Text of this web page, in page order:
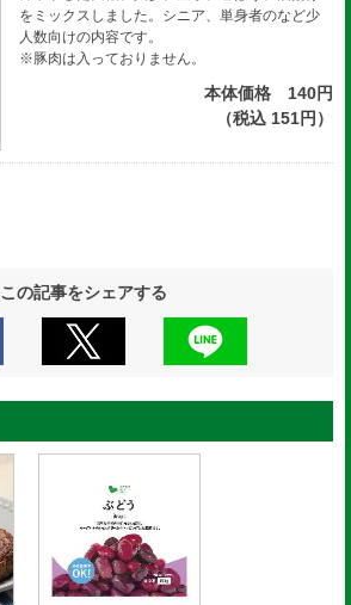
をミックスしました。シニア、単身者のなど少
人数向けの内容です。
※豚肉は入っておりません。
本体価格 140円
（税込 151円）
この記事をシェアする